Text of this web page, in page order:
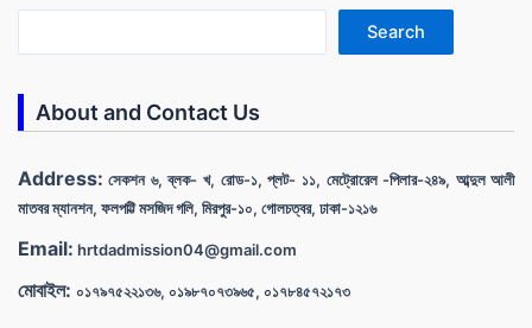
Search
About and Contact Us
Address: সেকশন ৬, ব্লক- খ, রোড-১, প্লট- ১১, মেট্রোরেল -পিলার-২৪৯, আব্দুল আলী
মাতবর ম্যানশন, ফলপট্টি মসজিদ গলি, মিরপুর-১০, গোলচত্বর, ঢাকা-১২১৬
Email: hrtdadmission04@gmail.com
মোবাইল: ০১৭৯৭৫২২১৩৬, ০১৯৮৭০৭৩৯৬৫, ০১৭৮৪৫৭২১৭৩